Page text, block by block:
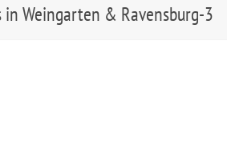
Weingarten & Ravensburg-3